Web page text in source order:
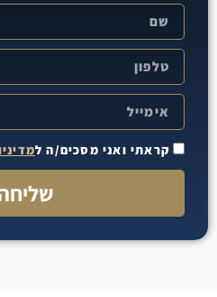
קראתי ואני מסכים/ה ל